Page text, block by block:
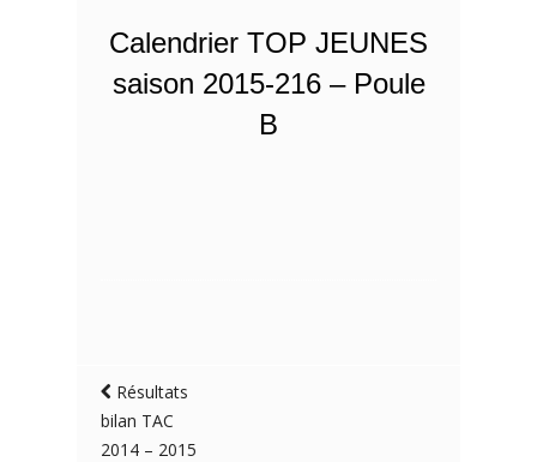
Calendrier TOP JEUNES
saison 2015-216 – Poule
B
Résultats
bilan TAC
2014 – 2015